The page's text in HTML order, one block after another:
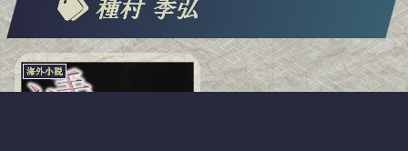
種村 季弘
海外小説